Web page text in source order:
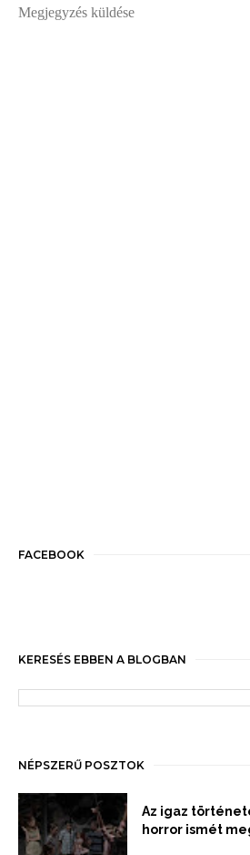
Megjegyzés küldése
FACEBOOK
KERESÉS EBBEN A BLOGBAN
NÉPSZERŰ POSZTOK
Az igaz
horror ismét